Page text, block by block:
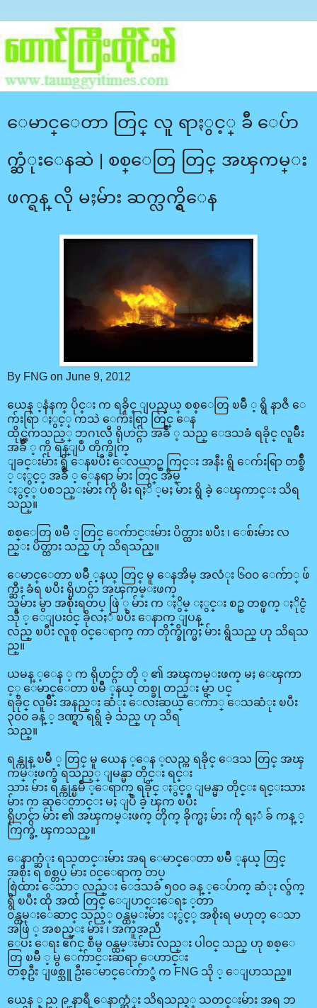
ေမာင္ေတာ တြင္ လူ ရာႏွင့္ ခ်ီ ေပ်ာ
က္ဆံုးေနဆဲ | စစ္ေတြ တြင္ အၾကမ္း
ဖက္ရန္ လို မႈမ်ား ဆက္လက္ရွိေန
By FNG on June 9, 2012
ယေန ့နံနက္ ပိုင္း က ရခိုင္ ျပည္နယ္ စစ္ေတြ ၿမိဳ ့ ရွိ နာဇီ ေ
က်းရြာ ႏွင့္ ကသဲ ေက်းရြာ တြင္ ေန
ထိုင္ၾကသည့္ ဘဂၤလီ ရိုဟင္ဂ်ာ အခ်ိဳ ့ သည္ ေဒသခံ ရခိုင္ လူမ်ိဳး
အခ်ိဳ ့ ကို ရန္ျပဳ တိုက္ခိုက္
ျခင္းမ်ား ရွိ ေနၿပီး ေလယာဥ္ ကြင္း အနီး ရွိ ေက်းရြာ တစ္ခ်ိဳ
့ ႏွင့္ အခ်ိဳ ့ ေနရာ မ်ား တြင္ အိမ္
ႏွင့္ ပစၥည္းမ်ား ကို မီး ရႈိ ့မႈ မ်ား ရွိ ခဲ့ ေၾကာင္း သိရ
သည္။
စစ္ေတြ ၿမိဳ ့တြင္ ေက်ာင္းမ်ား ပိတ္ထား ၿပီး ၊ ေစ်းမ်ား လ
ည္း ပိတ္ထား သည္ ဟု သိရသည္။
ေမာင္ေတာ ၿမိဳ ့နယ္ တြင္ မူ ေနအိမ္ အလံုး ၆၀၀ ေက်ာ္ ဖ်
က္ဆီး ခံရ ၿပီး ရိုဟင္ဂ်ာ အၾကမ္းဖက္
သူမ်ား မွာ အစိုးရတပ္ ဖြဲ ့ မ်ား က ႏွိမ္ ႏွင္း စဥ္ တစ္ဖက္ ႏိုင္ငံ
သို ့ ေျပး၀င္ ခိုလႈံ ၿပီး ေနာက္ ျပန္
လည္ ၿပီး လူစု ၀င္ေရာက္ ကာ တိုက္ခိုက္မႈ မ်ား ရွိသည္ ဟု သိရသ
ည္။
ယမန္ ့ေန ့ က ရိုဟင္ဂ်ာ တို ့ ၏ အၾကမ္းဖက္ မႈ ေၾကာ
င့္ ေမာင္ေတာ ၿမိဳ ့နယ္ တစ္ခု တည္း မွာ ပင္
ရခိုင္ လူမ်ိဳး အနည္း ဆံုး ေလးဆယ္ ေက်ာ္ ေသဆံုး ၿပီး
၃၀၀ ခန္ ့ ဒဏ္ရာ ရရွိ ခဲ့ သည္ ဟု သိရ
သည္။
ရန္ကုန္ ၿမိဳ ့ တြင္ မူ ယေန ့ေန ့လည္က ရခိုင္ ေဒသ တြင္ အၾ
ကမ္းဖက္ခံ ရသည့္ ျမန္မာ တိုင္း ရင္း
သား မ်ား ရန္ကုန္ၿမိဳ ့ေရာက္ ရခိုင္ ႏွင့္ ျမန္မာ တိုင္း ရင္းသား
မ်ား က ဆုေတာင္း မႈ ျပဳ ခဲ့ ၾက ၿပီး
ရိုဟင္ဂ်ာ မ်ား ၏ အၾကမ္းဖက္ တိုက္ ခိုက္မႈ မ်ား ကို ရႈံ ခ် ကန္ ့
ကြက္ခဲ့ ၾကသည္။
ေနာက္ဆံုး ရသတင္းမ်ား အရ ေမာင္ေတာ ၿမိဳ ့နယ္ တြင္
အစိုး ရ စစ္တပ္ မ်ား ၀င္ေရာက္ တပ္
စြဲထား ေသာ္ လည္း ေဒသခံ ၅၀၀ ခန္ ့ေပ်ာက္ ဆံုး လွ်က္
ရွိ ၿပီး ထို အထဲ တြင္ ေျပာင္းေရႊ ့တာ
၀န္ထမ္းေဆာင္ သည့္ ၀န္ထမ္းမ်ား ႏွင့္ အစိုးရ မဟုတ္ ေသာ
အဖြဲ ့ အစည္း မ်ား ၊ အကူအညီ
ေပး ေရး ဧဂ်င္ စီမွ ၀န္ထမ္းမ်ား လည္း ပါ၀င္ သည္ ဟု စစ္ေ
တြ ၿမိဳ ့ မွ ေက်ာင္းဆရာ ေဟာင္း
တစ္ဦး ျဖစ္သူ ဦးေမာင္ေက်ာ္ဇံ က FNG သို ့ ေျပာသည္။
ယေန ့ ည ၉ နာရီ ေနာက္ဆံုး သိရသည့္ သတင္းမ်ား အရ ဘ